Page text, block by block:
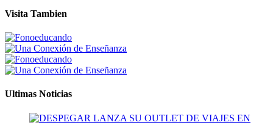
Visita Tambien
Ultimas Noticias